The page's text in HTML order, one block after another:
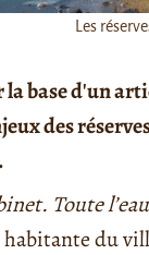
Les
base d'un
des
Toute
du